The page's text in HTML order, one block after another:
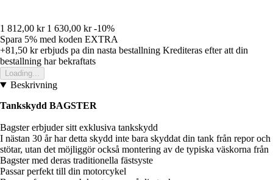
1 812,00 kr 1 630,00 kr -10%
Spara 5% med koden EXTRA
+81,50 krerbjuds pa din nasta bestallning Krediteras efter att din
bestallning har bekraftats
Loading...
Beskrivning
Tankskydd BAGSTER
Bagster erbjuder sitt exklusiva tankskydd
I nästan 30 år har detta skydd inte bara skyddat din tank från repor och
stötar, utan det möjliggör också montering av de typiska väskorna från
Bagster med deras traditionella fästsyste
Passar perfekt till din motorcykel